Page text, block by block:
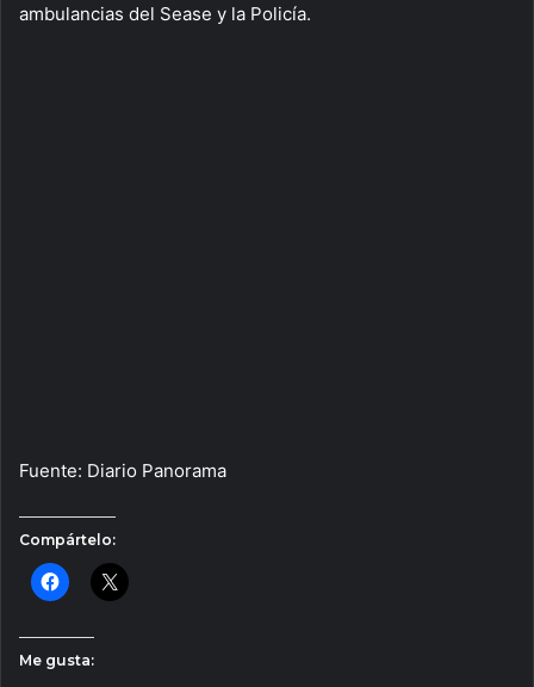
ambulancias del Sease y la Policía.
Fuente: Diario Panorama
Compártelo:
Me gusta: